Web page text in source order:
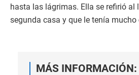
hasta las lágrimas. Ella se refirió al
segunda casa y que le tenía mucho
MÁS INFORMACIÓN: